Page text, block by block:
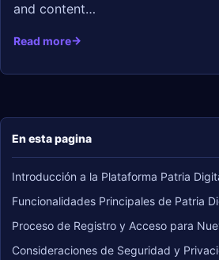
En esta pagina
Introducción a la Plataforma Patria
Funcionalidades Principales de Patria
Proceso de Registro y Acceso para
Consideraciones de Seguridad y
and content…
Read more